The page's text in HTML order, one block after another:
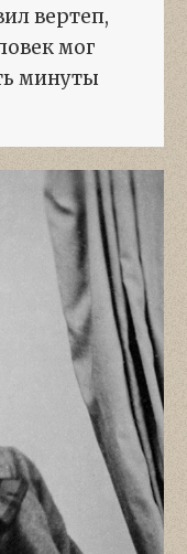
вертеп,
мог
минуты